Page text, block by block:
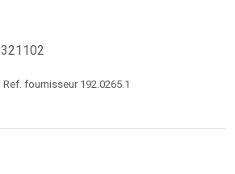
321102
Ref. fournisseur 192.0265.1